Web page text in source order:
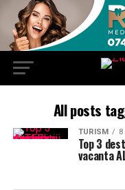
All posts
TURISM 8
Top 3
vacanta